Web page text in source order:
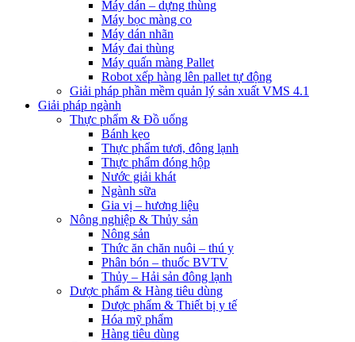
Máy dán – dựng thùng
Máy bọc màng co
Máy dán nhãn
Máy đai thùng
Máy quấn màng Pallet
Robot xếp hàng lên pallet tự động
Giải pháp phần mềm quản lý sản xuất VMS 4.1
Giải pháp ngành
Thực phẩm & Đồ uống
Bánh kẹo
Thực phẩm tươi, đông lạnh
Thực phẩm đóng hộp
Nước giải khát
Ngành sữa
Gia vị – hương liệu
Nông nghiệp & Thủy sản
Nông sản
Thức ăn chăn nuôi – thú y
Phân bón – thuốc BVTV
Thủy – Hải sản đông lạnh
Dược phẩm & Hàng tiêu dùng
Dược phẩm & Thiết bị y tế
Hóa mỹ phẩm
Hàng tiêu dùng